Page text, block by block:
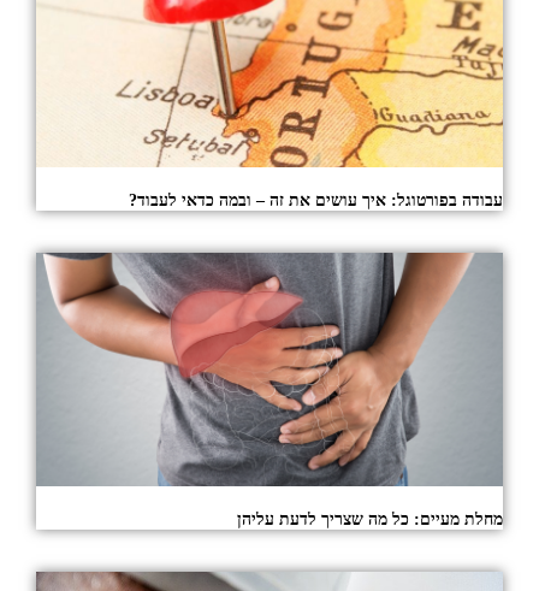
עבודה בפורטוגל: איך עושים את זה – ובמה כדאי לעבוד?
מחלת מעיים: כל מה שצריך לדעת עליהן